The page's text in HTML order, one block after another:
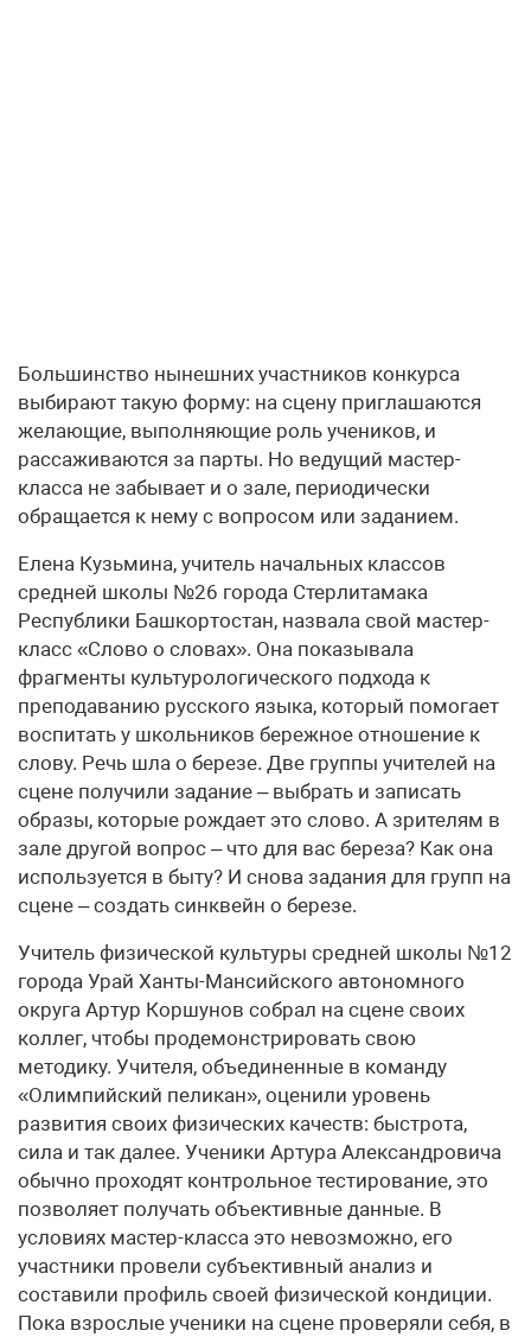
Большинство нынешних участников конкурса
выбирают такую форму: на сцену приглашаются
желающие, выполняющие роль учеников, и
рассаживаются за парты. Но ведущий мастер-
класса не забывает и о зале, периодически
обращается к нему с вопросом или заданием.
Елена Кузьмина, учитель начальных классов
средней школы №26 города Стерлитамака
Республики Башкортостан, назвала свой мастер-
класс «Слово о словах». Она показывала
фрагменты культурологического подхода к
преподаванию русского языка, который помогает
воспитать у школьников бережное отношение к
слову. Речь шла о березе. Две группы учителей на
сцене получили задание – выбрать и записать
образы, которые рождает это слово. А зрителям в
зале другой вопрос – что для вас береза? Как она
используется в быту? И снова задания для групп на
сцене – создать синквейн о березе.
Учитель физической культуры средней школы №12
города Урай Ханты-Мансийского автономного
округа Артур Коршунов собрал на сцене своих
коллег, чтобы продемонстрировать свою
методику. Учителя, объединенные в команду
«Олимпийский пеликан», оценили уровень
развития своих физических качеств: быстрота,
сила и так далее. Ученики Артура Александровича
обычно проходят контрольное тестирование, это
позволяет получать объективные данные. В
условиях мастер-класса это невозможно, его
участники провели субъективный анализ и
составили профиль своей физической кондиции.
Пока взрослые ученики на сцене проверяли себя, в